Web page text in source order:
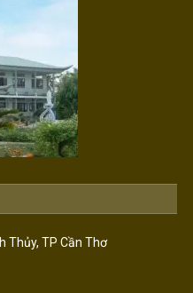
Thủy, TP Cần Thơ